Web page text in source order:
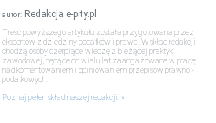
autor: Redakcja e-pity.pl
Treść powyższego artykułu została przygotowana przez
ekspertów z dziedziny podatków i prawa. W skład redakcji
chodzą osoby czerpiące wiedzę z bieżącej praktyki
zawodowej, będące od wielu lat zaangażowane w pracę
nad komentowaniem i opiniowaniem przepisów prawno -
podatkowych.
Poznaj pełen skład naszej redakcji.